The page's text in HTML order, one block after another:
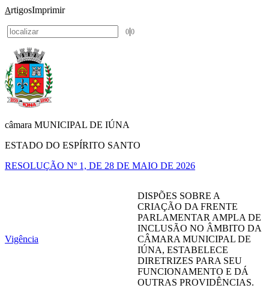
ArtigosImprimir
0|0
câmara MUNICIPAL DE IÚNA
ESTADO DO ESPÍRITO SANTO
RESOLUÇÃO Nº 1, DE 28 DE MAIO DE 2026
Vigência
DISPÕES SOBRE A
CRIAÇÃO DA FRENTE
PARLAMENTAR AMPLA DE
INCLUSÃO NO ÂMBITO DA
CÂMARA MUNICIPAL DE
IÚNA, ESTABELECE
DIRETRIZES PARA SEU
FUNCIONAMENTO E DÁ
OUTRAS PROVIDÊNCIAS.